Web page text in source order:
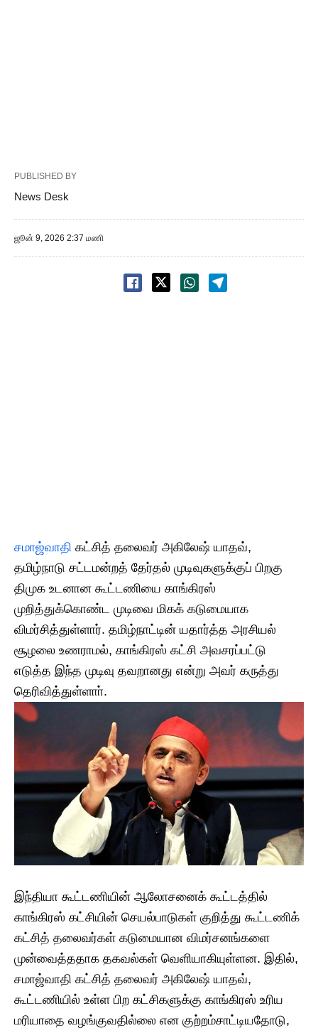
PUBLISHED BY
News Desk
ஜூன் 9, 2026 2:37 மணி
சமாஜ்வாதி கட்சித் தலைவர் அகிலேஷ் யாதவ்,
தமிழ்நாடு சட்டமன்றத் தேர்தல் முடிவுகளுக்குப் பிறகு
திமுக உடனான கூட்டணியை காங்கிரஸ்
முறித்துக்கொண்ட முடிவை மிகக் கடுமையாக
விமர்சித்துள்ளார். தமிழ்நாட்டின் யதார்த்த அரசியல்
சூழலை உணராமல், காங்கிரஸ் கட்சி அவசரப்பட்டு
எடுத்த இந்த முடிவு தவறானது என்று அவர் கருத்து
தெரிவித்துள்ளாா்.
இந்தியா கூட்டணியின் ஆலோசனைக் கூட்டத்தில்
காங்கிரஸ் கட்சியின் செயல்பாடுகள் குறித்து கூட்டணிக்
கட்சித் தலைவர்கள் கடுமையான விமர்சனங்களை
முன்வைத்ததாக தகவல்கள் வெளியாகியுள்ளன. இதில்,
சமாஜ்வாதி கட்சித் தலைவர் அகிலேஷ் யாதவ்,
கூட்டணியில் உள்ள பிற கட்சிகளுக்கு காங்கிரஸ் உரிய
மரியாதை வழங்குவதில்லை என குற்றம்சாட்டியதோடு,